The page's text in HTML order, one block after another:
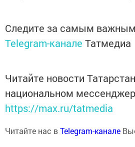
Следите за самым
Telegram-канале Татмедиа
Читайте новости
национальном
https://max.ru/tatmedia
Читайте нас вTelegram-канале